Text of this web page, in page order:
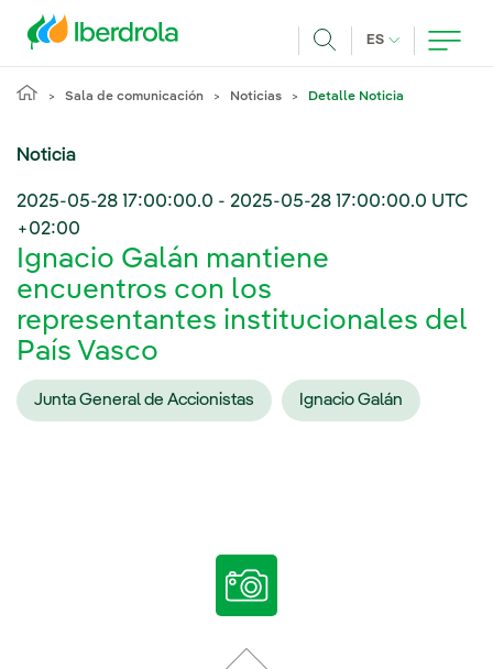
ES IDIOMA
Sala de comunicación Noticias Detalle Noticia
Noticia
2025-05-28 17:00:00.0 - 2025-05-28 17:00:00.0 UTC
+02:00
Ignacio Galán mantiene
encuentros con los
representantes institucionales del
País Vasco
Junta General de Accionistas Ignacio Galán